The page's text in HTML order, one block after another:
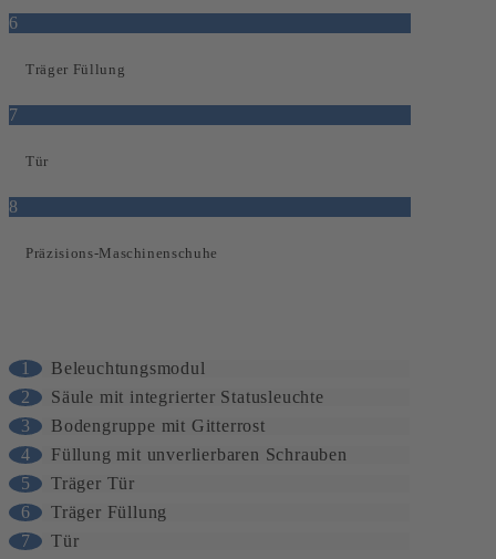
6
Träger Füllung
7
Tür
8
Präzisions-Maschinenschuhe
1
Beleuchtungsmodul
2
Säule mit integrierter Statusleuchte
3
Bodengruppe mit Gitterrost
4
Füllung mit unverlierbaren Schrauben
5
Träger Tür
6
Träger Füllung
7
Tür